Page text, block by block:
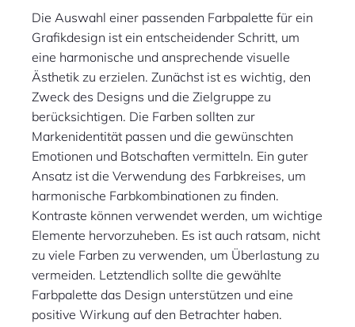
Die Auswahl einer passenden Farbpalette für ein
Grafikdesign ist ein entscheidender Schritt, um
eine harmonische und ansprechende visuelle
Ästhetik zu erzielen. Zunächst ist es wichtig, den
Zweck des Designs und die Zielgruppe zu
berücksichtigen. Die Farben sollten zur
Markenidentität passen und die gewünschten
Emotionen und Botschaften vermitteln. Ein guter
Ansatz ist die Verwendung des Farbkreises, um
harmonische Farbkombinationen zu finden.
Kontraste können verwendet werden, um wichtige
Elemente hervorzuheben. Es ist auch ratsam, nicht
zu viele Farben zu verwenden, um Überlastung zu
vermeiden. Letztendlich sollte die gewählte
Farbpalette das Design unterstützen und eine
positive Wirkung auf den Betrachter haben.